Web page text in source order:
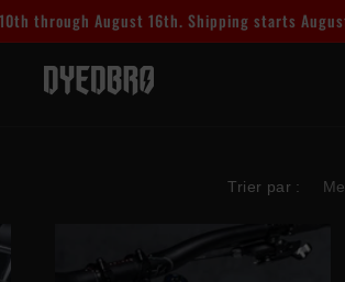
through August 16th. Shipping starts
Trier par :